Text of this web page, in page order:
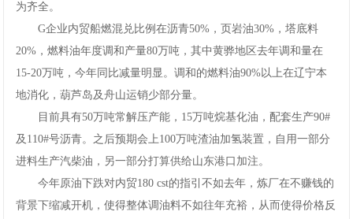
为齐全。
G企业内贸船燃混兑比例在沥青50%，页岩油30%，塔底料
20%，燃料油年度调和产量80万吨，其中黄骅地区去年调和量在
15-20万吨，今年同比减量明显。调和的燃料油90%以上在辽宁本
地消化，葫芦岛及舟山运销少部分量。
目前具有50万吨常解压产能，15万吨烷基化油，配套生产90#
及110#号沥青。之后预期会上100万吨渣油加氢装置，自用一部分
进料生产汽柴油，另一部分打算供给山东港口加注。
今年原油下跌对内贸180cst的指引不如去年，炼厂在不赚钱的
背景下缩减开机，使得整体调油料不如往年充裕，从而使得价格反